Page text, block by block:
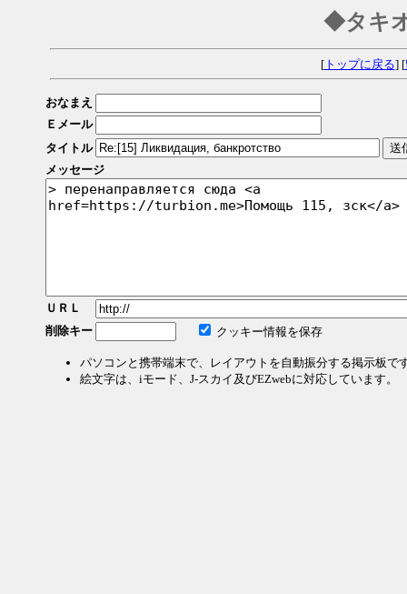
◆タキ
[トップに戻る] [
おなまえ
Ｅメール
タイトル
メッセージ
ＵＲＬ
削除キー
クッキー情報を保存
パソコンと携帯端末で、レイアウトを自動振分する掲示板で
絵文字は、iモード、J-スカイ及びEZwebに対応しています。